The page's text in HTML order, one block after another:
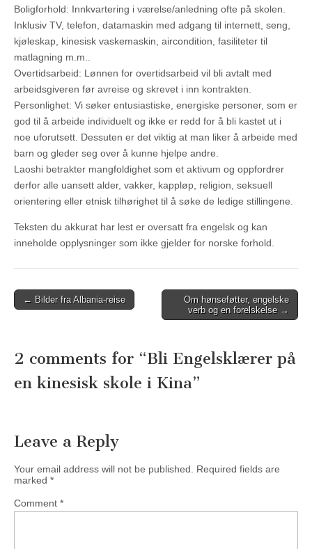
Boligforhold: Innkvartering i værelse/anledning ofte på skolen.
Inklusiv TV, telefon, datamaskin med adgang til internett, seng,
kjøleskap, kinesisk vaskemaskin, aircondition, fasiliteter til
matlagning m.m..
Overtidsarbeid: Lønnen for overtidsarbeid vil bli avtalt med
arbeidsgiveren før avreise og skrevet i inn kontrakten.
Personlighet: Vi søker entusiastiske, energiske personer, som er
god til å arbeide individuelt og ikke er redd for å bli kastet ut i
noe uforutsett. Dessuten er det viktig at man liker å arbeide med
barn og gleder seg over å kunne hjelpe andre.
Laoshi betrakter mangfoldighet som et aktivum og oppfordrer
derfor alle uansett alder, vakker, kappløp, religion, seksuell
orientering eller etnisk tilhørighet til å søke de ledige stillingene.
Teksten du akkurat har lest er oversatt fra engelsk og kan
inneholde opplysninger som ikke gjelder for norske forhold.
Post
← Bilder fra Albania-reise
Om hønseføtter, engelske
verb og en forelskelse →
2 comments for “Bli Engelsklærer på
en kinesisk skole i Kina”
Leave a Reply
Your email address will not be published.
Required fields are
marked *
Comment *